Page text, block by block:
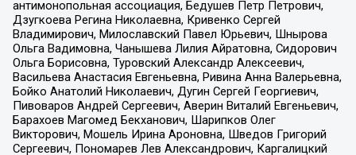
антимонопольная ассоциация, Бедушев Петр Петрович,
Дзугкоева Регина Николаевна, Кривенко Сергей
Владимирович, Милославский Павел Юрьевич, Шнырова
Ольга Вадимовна, Чанышева Лилия Айратовна, Сидорович
Ольга Борисовна, Туровский Александр Алексеевич,
Васильева Анастасия Евгеньевна, Ривина Анна Валерьевна,
Бойко Анатолий Николаевич, Дугин Сергей Георгиевич,
Пивоваров Андрей Сергеевич, Аверин Виталий Евгеньевич,
Барахоев Магомед Бекханович, Шарипков Олег
Викторович, Мошель Ирина Ароновна, Шведов Григорий
Сергеевич, Пономарев Лев Александрович, Каргалицкий